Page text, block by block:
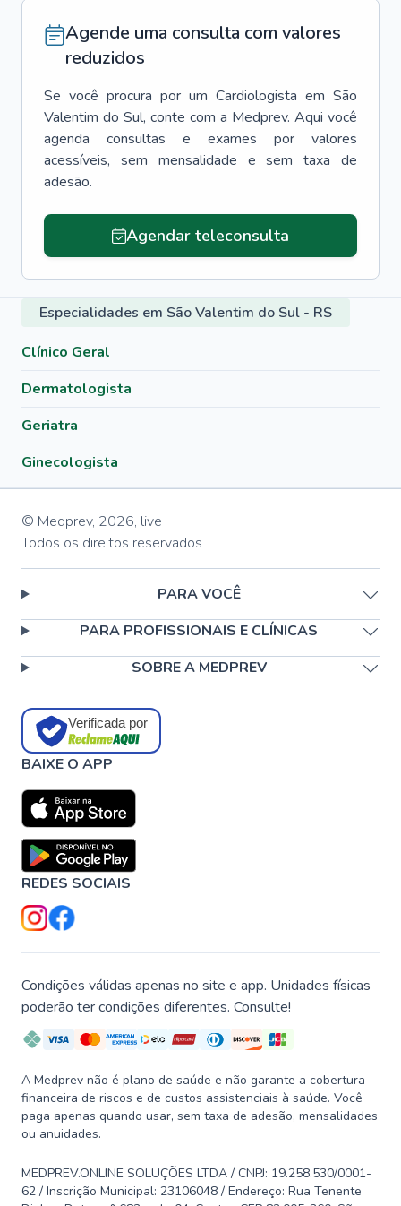
Agende uma consulta com valores
reduzidos
Se você procura por um Cardiologista em São
Valentim do Sul, conte com a Medprev. Aqui você
agenda consultas e exames por valores
acessíveis, sem mensalidade e sem taxa de
adesão.
Agendar teleconsulta
Especialidades em São Valentim do Sul - RS
Clínico Geral
Dermatologista
Geriatra
Ginecologista
© Medprev, 2026, live
Todos os direitos reservados
PARA VOCÊ
PARA PROFISSIONAIS E CLÍNICAS
SOBRE A MEDPREV
Verificada por
BAIXE O APP
REDES SOCIAIS
Condições válidas apenas no site e app. Unidades físicas
poderão ter condições diferentes. Consulte!
A Medprev não é plano de saúde e não garante a cobertura
financeira de riscos e de custos assistenciais à saúde. Você
paga apenas quando usar, sem taxa de adesão, mensalidades
ou anuidades.
MEDPREV.ONLINE SOLUÇÕES LTDA / CNPJ: 19.258.530/0001-
62 / Inscrição Municipal: 23106048 / Endereço: Rua Tenente